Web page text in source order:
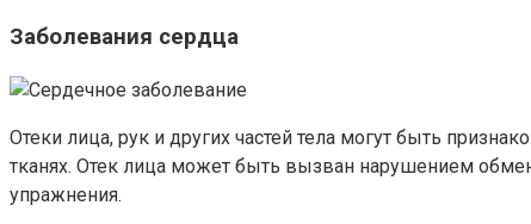
Заболевания сердца
Отеки лица, рук и других частей тела могут быть
тканях. Отек лица может быть вызван нарушением
упражнения.